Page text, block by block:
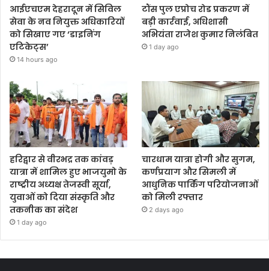
आईएचएम देहरादून में सिविल
सेवा के नव नियुक्त अधिकारियों
को सिखाए गए ‘डाइनिंग
एटिकेट्स’
14 hours ago
टौंस पुल एप्रोच रोड प्रकरण में
बड़ी कार्रवाई, अधिशासी
अभियंता राजेश कुमार निलंबित
1 day ago
हरिद्वार से वीरभद्र तक कांवड़
यात्रा में शामिल हुए भाजयुमो के
राष्ट्रीय अध्यक्ष तेजस्वी सूर्या,
युवाओं को दिया संस्कृति और
तकनीक का संदेश
1 day ago
चारधाम यात्रा होगी और सुगम,
कर्णप्रयाग और सिमली में
आधुनिक पार्किंग परियोजनाओं
को मिली रफ्तार
2 days ago